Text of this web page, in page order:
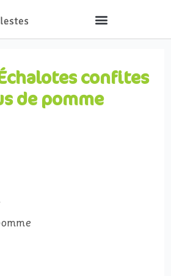
confites
de pomme